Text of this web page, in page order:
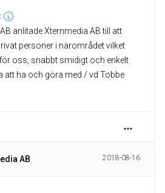
anlitade Xternmedia AB till att
personer i närområdet vilket
oss, snabbt smidigt och enkelt
att ha och göra med / vd Tobbe
AB 2018-08-16